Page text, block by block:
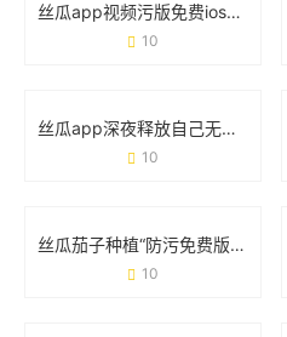
丝瓜app视频污版免费ios破解版：免费背后的危险与真相
10
丝瓜app深夜释放自己无限看免费版：这届年轻人为什么离不开它？
10
丝瓜茄子种植“防污免费版”技巧：手把手教你种出干净菜
10